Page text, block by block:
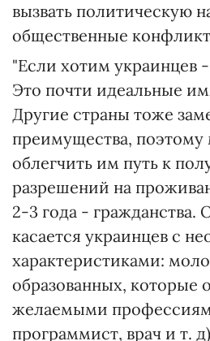
вызвать политическую
общественные
"Если хотим украинцев -
Это почти идеальные
Другие страны тоже
преимущества,
облегчить им путь к
разрешений на
2-3 года - гражданства.
касается украинцев с
характеристиками:
образованных, которые
желаемыми
программист, врач и т.